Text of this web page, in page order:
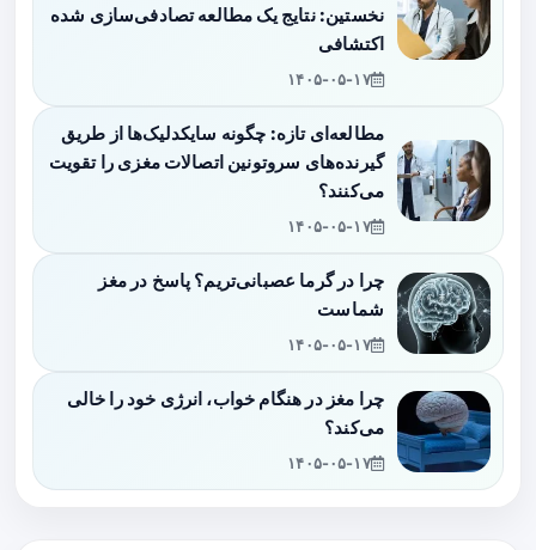
نخستین: نتایج یک مطالعه تصادفی‌سازی شده
اکتشافی
۱۴۰۵-۰۵-۱۷
مطالعه‌ای تازه: چگونه سایکدلیک‌ها از طریق
گیرنده‌های سروتونین اتصالات مغزی را تقویت
می‌کنند؟
۱۴۰۵-۰۵-۱۷
چرا در گرما عصبانی‌تریم؟ پاسخ در مغز
شماست
۱۴۰۵-۰۵-۱۷
چرا مغز در هنگام خواب، انرژی خود را خالی
می‌کند؟
۱۴۰۵-۰۵-۱۷